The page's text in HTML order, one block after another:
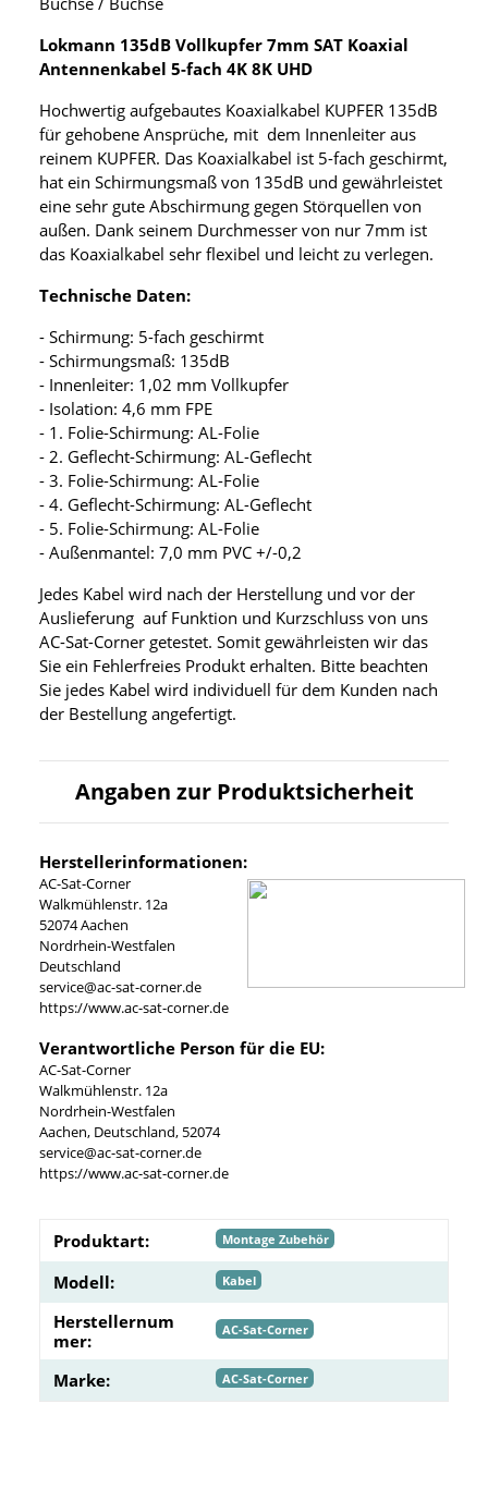
Lokmann 135dB Vollkupfer 7mm SAT Koaxial
Antennenkabel 5-fach 4K 8K UHD
Hochwertig aufgebautes Koaxialkabel KUPFER 135dB
für gehobene Ansprüche, mit dem Innenleiter aus
reinem KUPFER. Das Koaxialkabel ist 5-fach geschirmt,
hat ein Schirmungsmaß von 135dB und gewährleistet
eine sehr gute Abschirmung gegen Störquellen von
außen. Dank seinem Durchmesser von nur 7mm ist
das Koaxialkabel sehr flexibel und leicht zu verlegen.
Technische Daten:
- Schirmung: 5-fach geschirmt
- Schirmungsmaß: 135dB
- Innenleiter: 1,02 mm Vollkupfer
- Isolation: 4,6 mm FPE
- 1. Folie-Schirmung: AL-Folie
- 2. Geflecht-Schirmung: AL-Geflecht
- 3. Folie-Schirmung: AL-Folie
- 4. Geflecht-Schirmung: AL-Geflecht
- 5. Folie-Schirmung: AL-Folie
- Außenmantel: 7,0 mm PVC +/-0,2
Jedes Kabel wird nach der Herstellung und vor der
Auslieferung auf Funktion und Kurzschluss von uns
AC-Sat-Corner getestet. Somit gewährleisten wir das
Sie ein Fehlerfreies Produkt erhalten. Bitte beachten
Sie jedes Kabel wird individuell für dem Kunden nach
der Bestellung angefertigt.
Angaben zur Produktsicherheit
Herstellerinformationen:
AC-Sat-Corner
Walkmühlenstr. 12a
52074 Aachen
Nordrhein-Westfalen
Deutschland
service@ac-sat-corner.de
https://www.ac-sat-corner.de
Verantwortliche Person für die EU:
AC-Sat-Corner
Walkmühlenstr. 12a
Nordrhein-Westfalen
Aachen, Deutschland, 52074
service@ac-sat-corner.de
https://www.ac-sat-corner.de
Produktart: Montage Zubehör
Modell: Kabel
Herstellernum
mer:
AC-Sat-Corner
Marke: AC-Sat-Corner